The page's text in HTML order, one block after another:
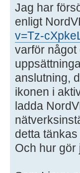
Jag har
enligt
v=Tz-
varför något
anslutning,
ikonen i
ladda
detta
Och hur gör